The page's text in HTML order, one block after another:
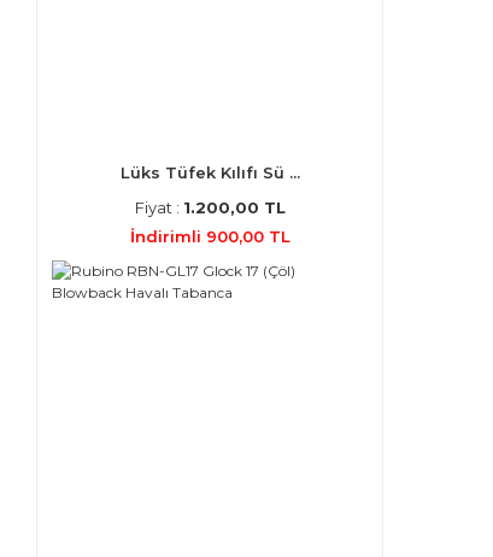
Lüks Tüfek Kılıfı Sü ...
Fiyat : 1.200,00 TL
İndirimli 900,00 TL